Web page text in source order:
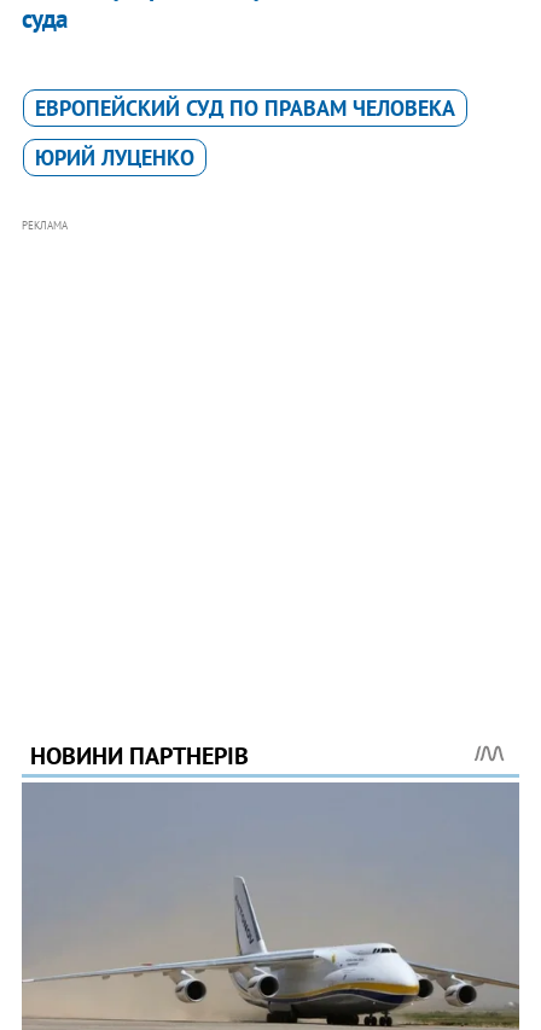
суда
ЕВРОПЕЙСКИЙ СУД ПО ПРАВАМ ЧЕЛОВЕКА
ЮРИЙ ЛУЦЕНКО
РЕКЛАМА